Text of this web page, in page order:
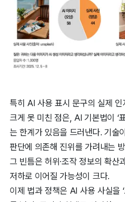
특히 AI 사용 표시 문구의 실제
크게 못 미친 점은, AI 기본법이 ‘
는 한계가 있음을 드러낸다. 기술
판단에 의존해 진위를 가려내는
그 빈틈은 허위·조작 정보의 확산
저하로 이어질 가능성이 크다.
이제 법과 정책은 AI 사용 사실을